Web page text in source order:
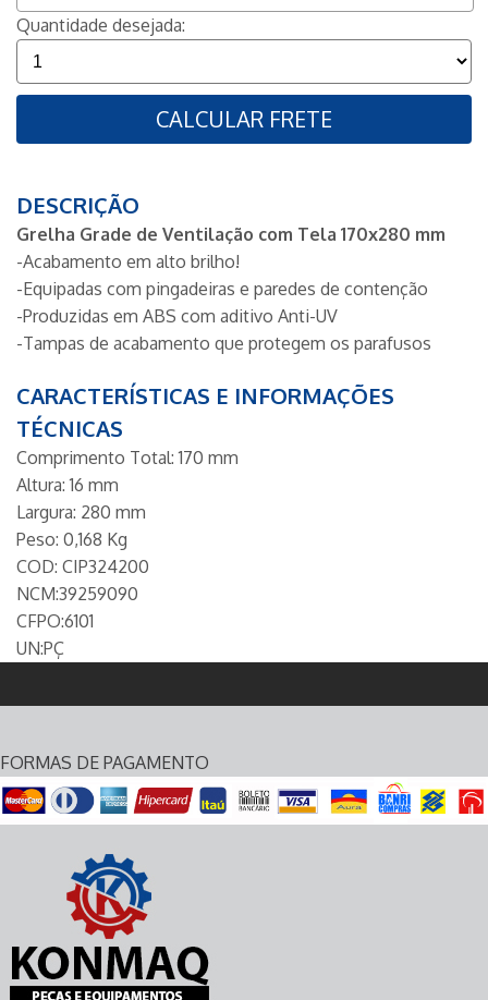
Quantidade desejada:
CALCULAR FRETE
DESCRIÇÃO
Grelha Grade de Ventilação com Tela 170x280 mm
-Acabamento em alto brilho!
-Equipadas com pingadeiras e paredes de contenção
-Produzidas em ABS com aditivo Anti-UV
-Tampas de acabamento que protegem os parafusos
CARACTERÍSTICAS E INFORMAÇÕES
TÉCNICAS
Comprimento Total: 170 mm
Altura: 16 mm
Largura: 280 mm
Peso: 0,168 Kg
COD: CIP324200
NCM:39259090
CFPO:6101
UN:PÇ
FORMAS DE PAGAMENTO